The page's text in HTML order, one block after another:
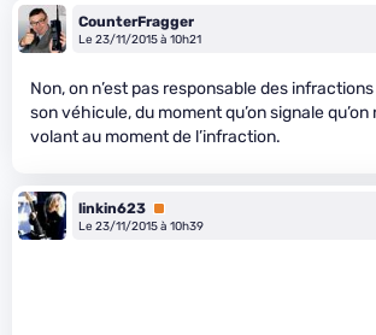
CounterFragger
Le 23/11/2015 à 10h21
Non, on n’est pas responsable des
son véhicule, du moment qu’on signale qu’on
volant au moment de l’infraction.
linkin623 Premium
Le 23/11/2015 à 10h39